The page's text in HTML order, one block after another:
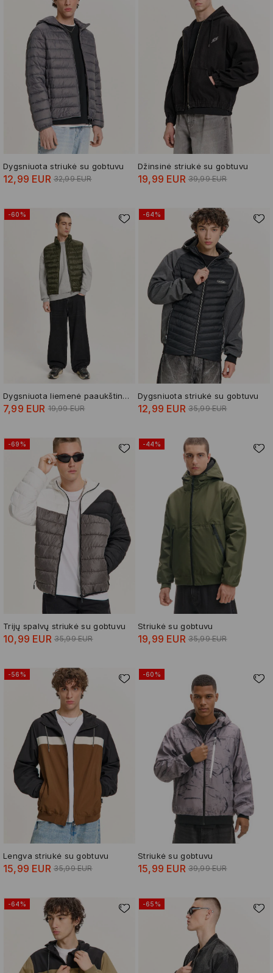
Dygsniuota striukė su gobtuvu
12,99 EUR 32,99 EUR
Džinsinė striukė su gobtuvu
19,99 EUR 39,99 EUR
-60%
Dygsniuota liemenė paaukštinta apykakle
7,99 EUR 19,99 EUR
-64%
Dygsniuota striukė su gobtuvu
12,99 EUR 35,99 EUR
-69%
Trijų spalvų striukė su gobtuvu
10,99 EUR 35,99 EUR
-44%
Striukė su gobtuvu
19,99 EUR 35,99 EUR
-56%
Lengva striukė su gobtuvu
15,99 EUR 35,99 EUR
-60%
Striukė su gobtuvu
15,99 EUR 39,99 EUR
-64% -65%